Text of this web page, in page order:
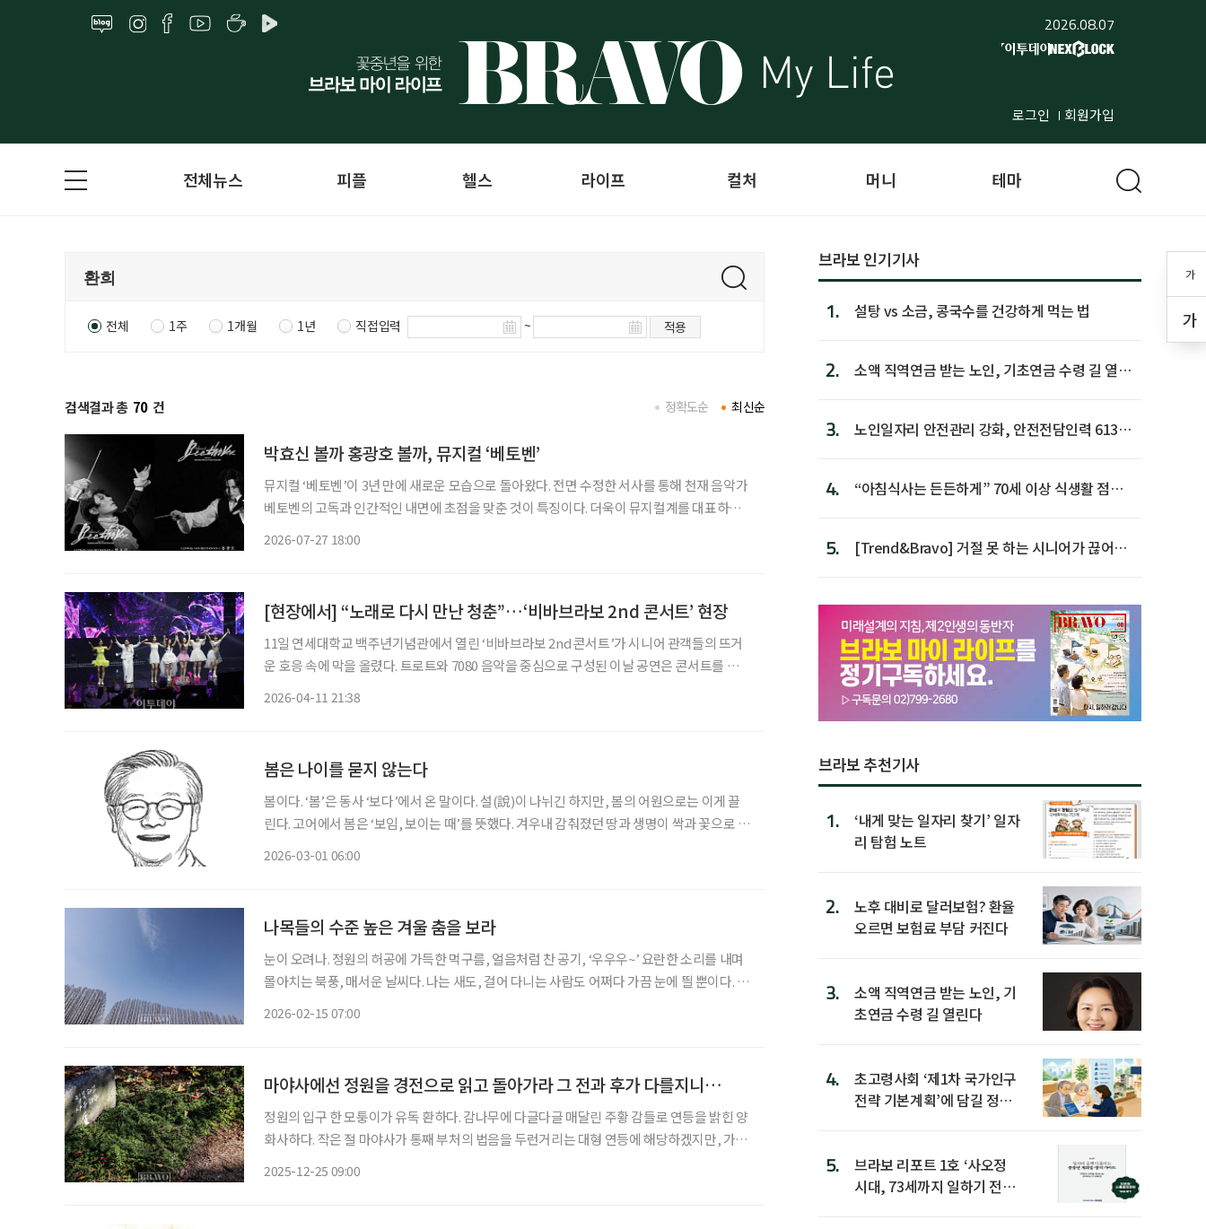
2026.08.07
로그인 회원가입
가
가
전체뉴스 피플 헬스 라이프 컬처 머니 테마
전체 1주 1개월 1년 직접입력 ~ 적용
검색결과 총 70 건 최신순
정확도순
박효신 볼까 홍광호 볼까, 뮤지컬 ‘베토벤’
뮤지컬 ‘베토벤’이 3년 만에 새로운 모습으로 돌아왔다. 전면 수정한 서사를 통해 천재 음악가
베토벤의 고독과 인간적인 내면에 초점을 맞춘 것이 특징이다. 더욱이 뮤지컬계를 대표하는
2026-07-27 18:00
[현장에서] “노래로 다시 만난 청춘”…‘비바브라보 2nd 콘서트’ 현장
11일 연세대학교 백주년기념관에서 열린 ‘비바브라보 2nd 콘서트’가 시니어 관객들의 뜨거
운 호응 속에 막을 올렸다. 트로트와 7080 음악을 중심으로 구성된 이날 공연은 콘서트를 넘어
2026-04-11 21:38
봄은 나이를 묻지 않는다
봄이다. ‘봄’은 동사 ‘보다’에서 온 말이다. 설(說)이 나뉘긴 하지만, 봄의 어원으로는 이게 끌
린다. 고어에서 봄은 ‘보임, 보이는 때’를 뜻했다. 겨우내 감춰졌던 땅과 생명이 싹과 꽃으로 눈
2026-03-01 06:00
나목들의 수준 높은 겨울 춤을 보라
눈이 오려나. 정원의 허공에 가득한 먹구름, 얼음처럼 찬 공기, ‘우우우~’ 요란한 소리를 내며
몰아치는 북풍, 매서운 날씨다. 나는 새도, 걸어 다니는 사람도 어쩌다 가끔 눈에 띌 뿐이다. 그
2026-02-15 07:00
마야사에선 정원을 경전으로 읽고 돌아가라 그 전과 후가 다를지니…
정원의 입구 한 모퉁이가 유독 환하다. 감나무에 다글다글 매달린 주황 감들로 연등을 밝힌 양
화사하다. 작은 절 마야사가 통째 부처의 법음을 두런거리는 대형 연등에 해당하겠지만, 가을
2025-12-25 09:00
브라보 인기기사
1. 설탕 vs 소금, 콩국수를 건강하게 먹는 법
2.
소액 직역연금 받는 노인, 기초연금 수령 길 열린
3.
노인일자리 안전관리 강화, 안전전담인력 613명
4.
“아침식사는 든든하게” 70세 이상 식생활 점수
5.
[Trend&Bravo] 거절 못 하는 시니어가 끊어야
브라보 추천기사
1.
‘내게 맞는 일자리 찾기’ 일자
리 탐험 노트
2.
노후 대비로 달러보험? 환율
오르면 보험료 부담 커진다
3.
소액 직역연금 받는 노인, 기
초연금 수령 길 열린다
4.
초고령사회 ‘제1차 국가인구
전략 기본계획’에 담길 정책
5.
브라보 리포트 1호 ‘사오정
시대, 73세까지 일하기 전략’